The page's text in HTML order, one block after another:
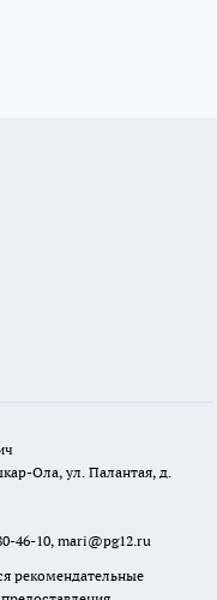
Ола, ул. Палантая, д.
46-10, mari@pg12.ru
рекомендательные